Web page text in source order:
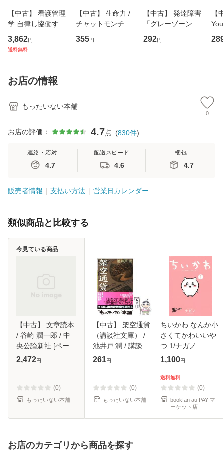
【中古】 看護管理
学 自律し協働する
専門職の看護マネ
ジメントスキル 改
恵 藤本幸三 / 南江
堂 [単行
3,862円
送料無料
【中古】 生命力 /
チャットモンチー /
キューンレコード
[CD]【メール便送
355円
【中古】 発達障害
「グレーゾーン」
その正しい理解と
克服法 (SB新書 57
292円
【
のが
お店の情報
もったいない本舗
0
お店の評価： 4.7点 (830件)
連絡・応対
4.7
配送スピード
4.6
梱包
4.7
販売者情報 支払い方法 営業日カレンダー
類似商品と比較する
【中古】 文章読本
/ 谷崎 潤一郎 / 中
央公論新社 [ペーパ
ーバック]【メール
2,472円
(0)
もったいない本舗
今見ている商品
【中古】 架空通貨
（講談社文庫） /
池井戸 潤 / 講談社
[文庫]【メール便送
261円
(0)
もったいない本舗
ちいかわ なんか小
さくてかわいいや
つ 1/ナガノ
1,100円
送料無料
(0)
bookfan au PAY マ
ーケット店
お店のカテゴリから商品を探す